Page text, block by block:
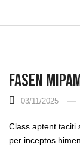
Fasen
03/11/2025
Class aptent taciti
per inceptos